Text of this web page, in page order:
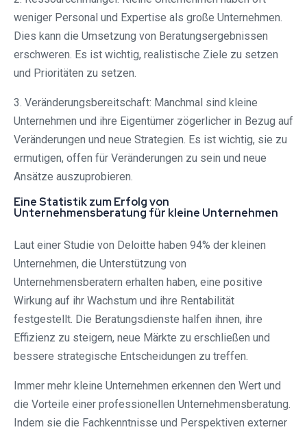
weniger Personal und Expertise als große Unternehmen.
Dies kann die Umsetzung von Beratungsergebnissen
erschweren. Es ist wichtig, realistische Ziele zu setzen
und Prioritäten zu setzen.
3. Veränderungsbereitschaft: Manchmal sind kleine
Unternehmen und ihre Eigentümer zögerlicher in Bezug auf
Veränderungen und neue Strategien. Es ist wichtig, sie zu
ermutigen, offen für Veränderungen zu sein und neue
Ansätze auszuprobieren.
Eine Statistik zum Erfolg von
Unternehmensberatung für kleine Unternehmen
Laut einer Studie von Deloitte haben 94% der kleinen
Unternehmen, die Unterstützung von
Unternehmensberatern erhalten haben, eine positive
Wirkung auf ihr Wachstum und ihre Rentabilität
festgestellt. Die Beratungsdienste halfen ihnen, ihre
Effizienz zu steigern, neue Märkte zu erschließen und
bessere strategische Entscheidungen zu treffen.
Immer mehr kleine Unternehmen erkennen den Wert und
die Vorteile einer professionellen Unternehmensberatung.
Indem sie die Fachkenntnisse und Perspektiven externer